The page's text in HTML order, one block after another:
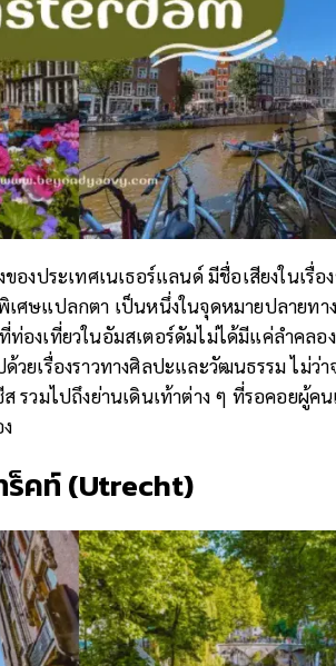
ของประเทศเนเธอร์แลนด์ มีชื่อเสียงในเรื่อ
ศษแปลกตา เป็นหนึ่งในจุดหมายปลายทา
องเที่ยวในอัมสเตอร์ดัมไม่ได้มีแค่ลำคลอ
ยเรื่องราวทางศิลปะและวัฒนธรรม ไม่ว่า
วมไปถึงย่านเดินเท้าต่าง ๆ ที่รอคอยผู้คน
ร็คท์ (Utrecht)